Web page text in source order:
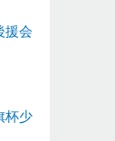
援会
杯少